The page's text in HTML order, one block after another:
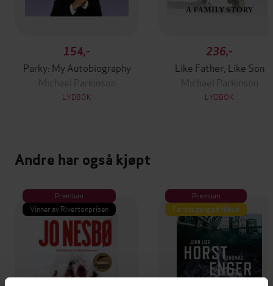
154,-
Parky: My Autobiography
Michael Parkinson
LYDBOK
236,-
Like Father, Like Son
Michael Parkinson
LYDBOK
Andre har også kjøpt
Premium
Vinner av Rivertonprisen
Premium
Første gang på tilbud